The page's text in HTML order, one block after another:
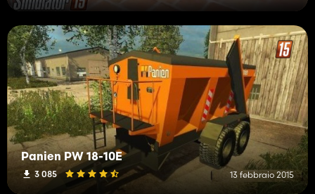
Panien PW 18-10E
3 085 13 febbraio 2015